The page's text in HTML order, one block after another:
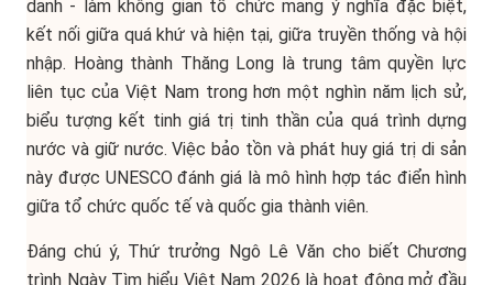
danh - làm không gian tổ chức mang ý nghĩa đặc biệt,
kết nối giữa quá khứ và hiện tại, giữa truyền thống và hội
nhập. Hoàng thành Thăng Long là trung tâm quyền lực
liên tục của Việt Nam trong hơn một nghìn năm lịch sử,
biểu tượng kết tinh giá trị tinh thần của quá trình dựng
nước và giữ nước. Việc bảo tồn và phát huy giá trị di sản
này được UNESCO đánh giá là mô hình hợp tác điển hình
giữa tổ chức quốc tế và quốc gia thành viên.
Đáng chú ý, Thứ trưởng Ngô Lê Văn cho biết Chương
trình Ngày Tìm hiểu Việt Nam 2026 là hoạt động mở đầu